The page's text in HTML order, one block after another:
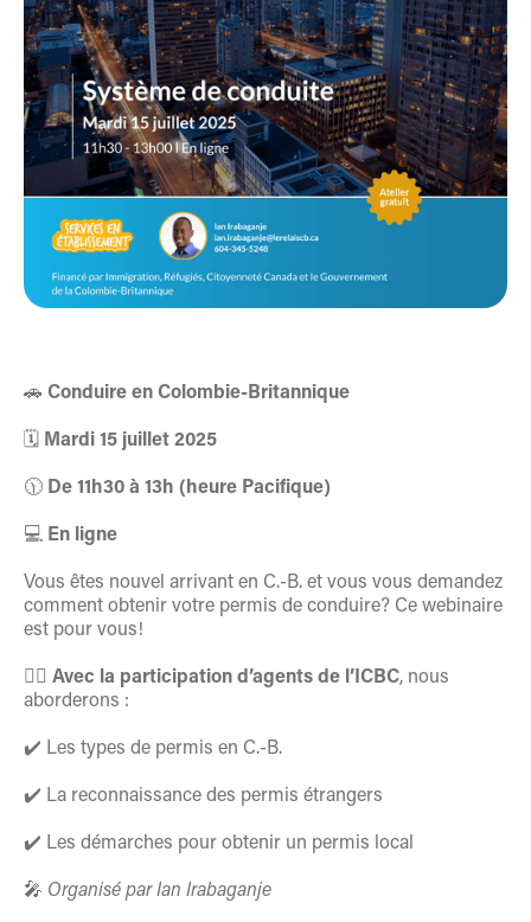
🚗 Conduire en Colombie-Britannique
🗓️ Mardi 15 juillet 2025
🕦 De 11h30 à 13h (heure Pacifique)
💻 En ligne
Vous êtes nouvel arrivant en C.-B. et vous vous demandez
comment obtenir votre permis de conduire? Ce webinaire
est pour vous!
👮‍♂️ Avec la participation d’agents de l’ICBC, nous
aborderons :
✔️ Les types de permis en C.-B.
✔️ La reconnaissance des permis étrangers
✔️ Les démarches pour obtenir un permis local
🎤 Organisé par Ian Irabaganje